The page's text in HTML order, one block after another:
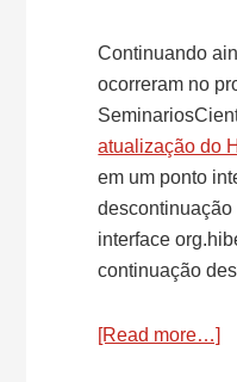
Continuando
ocorreram no
atualização do
em um ponto
descontinuação
interface
continuação
[Read more…]